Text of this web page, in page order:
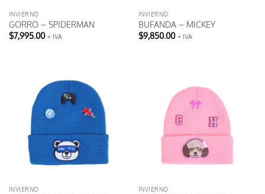
INVIERNO
GORRO – SPIDERMAN
$7,995.00 + IVA
INVIERNO
BUFANDA – MICKEY
$9,850.00 + IVA
INVIERNO INVIERNO